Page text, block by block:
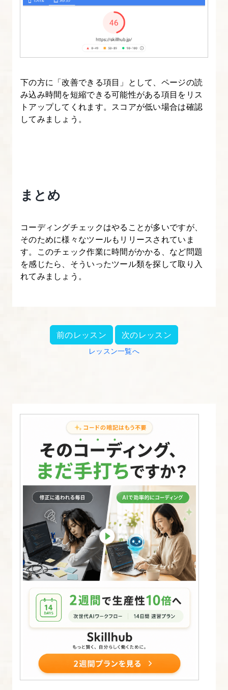
下の方に「改善できる項目」として、ページの読
み込み時間を短縮できる可能性がある項目をリス
トアップしてくれます。スコアが低い場合は確認
してみましょう。
まとめ
コーディングチェックはやることが多いですが、
そのために様々なツールもリリースされていま
す。このチェック作業に時間がかかる、など問題
を感じたら、そういったツール類を探して取り入
れてみましょう。
前のレッスン 次のレッスン
レッスン一覧へ